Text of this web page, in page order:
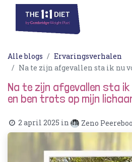
Alle blogs
Ervaringsverhalen
Na te zijn afgevallen sta ik nu voor de
Na te zijn afgevallen sta ik
en ben trots op mijn
2 april 2025 in Zeno